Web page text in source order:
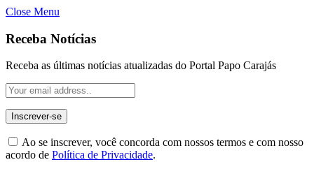
Close Menu
Receba Notícias
Receba as últimas notícias atualizadas do Portal Papo Carajás
Ao se inscrever, você concorda com nossos termos e com nosso
acordo de Política de Privacidade.